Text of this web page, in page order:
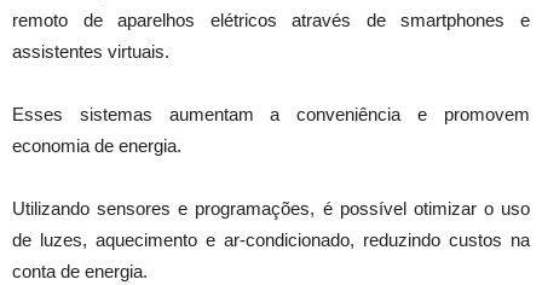
remoto de aparelhos elétricos através de smartphones e
assistentes virtuais.
Esses sistemas aumentam a conveniência e promovem
economia de energia.
Utilizando sensores e programações, é possível otimizar o uso
de luzes, aquecimento e ar-condicionado, reduzindo custos na
conta de energia.